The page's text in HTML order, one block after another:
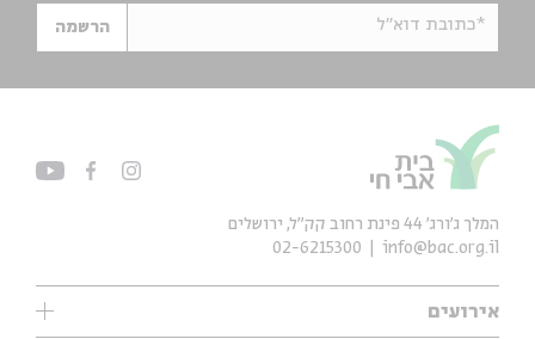
*כתובת דוא"ל הרשמה
אירועים
המלך ג'ורג' 44 פינת רחוב קק״ל, ירושלים
info@bac.org.il
02-6215300